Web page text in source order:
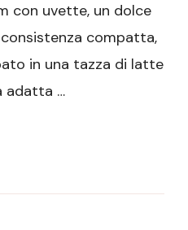
per
dolce
colazione
con uvette, un dolce
compatta,
in una tazza di latte
adatta …